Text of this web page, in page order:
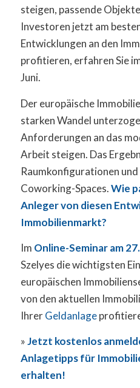
steigen, passende
Investoren jetzt am
Entwicklungen an den
profitieren, erfahren Sie
Juni.
Der europäische
starken Wandel
Anforderungen an das
Arbeit steigen. Das
Raumkonfigurationen
Coworking-Spaces.Wie
Anleger von diesen
Immobilienmarkt?
Im Online-Seminar am
Szelyes die wichtigsten
europäischen
von den aktuellen
IhrerGeldanlage
»Jetzt kostenlos
Anlagetipps für
erhalten!